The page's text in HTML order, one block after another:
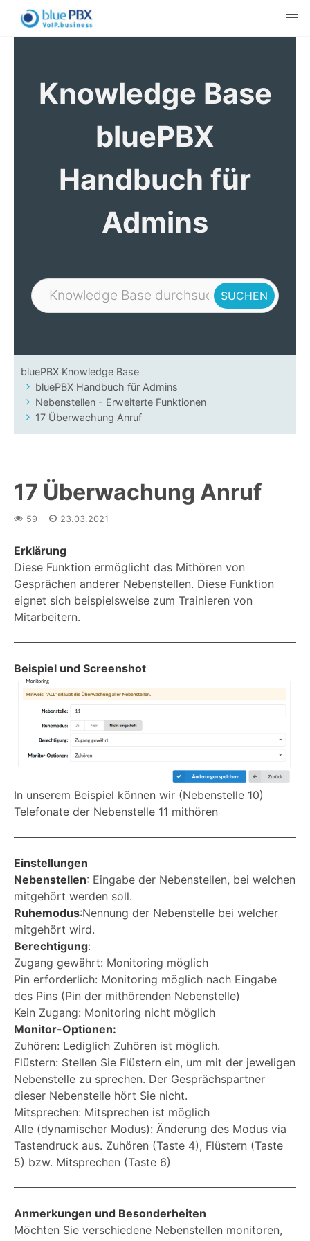
content
Knowledge Base
bluePBX
Handbuch für
Admins
bluePBX Knowledge Base
bluePBX Handbuch für Admins
Nebenstellen - Erweiterte Funktionen
17 Überwachung Anruf
17 Überwachung Anruf
59 23.03.2021
Erklärung
Diese Funktion ermöglicht das Mithören von
Gesprächen anderer Nebenstellen. Diese Funktion
eignet sich beispielsweise zum Trainieren von
Mitarbeitern.
Beispiel und Screenshot
In unserem Beispiel können wir (Nebenstelle 10)
Telefonate der Nebenstelle 11 mithören
Einstellungen
Nebenstellen: Eingabe der Nebenstellen, bei welchen
mitgehört werden soll.
Ruhemodus:Nennung der Nebenstelle bei welcher
mitgehört wird.
Berechtigung:
Zugang gewährt: Monitoring möglich
Pin erforderlich: Monitoring möglich nach Eingabe
des Pins (Pin der mithörenden Nebenstelle)
Kein Zugang: Monitoring nicht möglich
Monitor-Optionen:
Zuhören: Lediglich Zuhören ist möglich.
Flüstern: Stellen Sie Flüstern ein, um mit der jeweligen
Nebenstelle zu sprechen. Der Gesprächspartner
dieser Nebenstelle hört Sie nicht.
Mitsprechen: Mitsprechen ist möglich
Alle (dynamischer Modus): Änderung des Modus via
Tastendruck aus. Zuhören (Taste 4), Flüstern (Taste
5) bzw. Mitsprechen (Taste 6)
Anmerkungen und Besonderheiten
Möchten Sie verschiedene Nebenstellen monitoren,